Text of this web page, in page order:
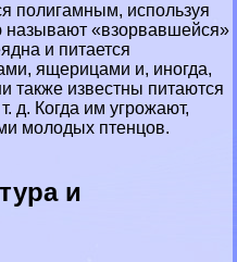
полигамным, используя
называют «взорвавшейся»
и питается
ящерицами и, иногда,
также известны питаются
д. Когда им угрожают,
молодых птенцов.
и